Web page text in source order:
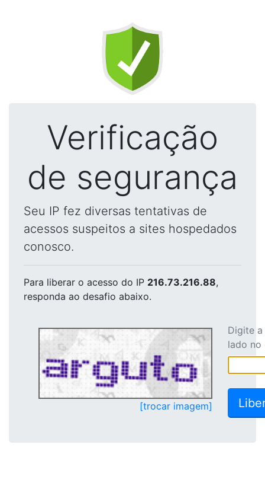
Verificação
de segurança
Seu IP fez diversas tentativas de
acessos suspeitos a sites hospedados
conosco.
Para liberar o acesso do IP 216.73.216.88,
responda ao desafio abaixo.
[trocar imagem]
Digite
lado no